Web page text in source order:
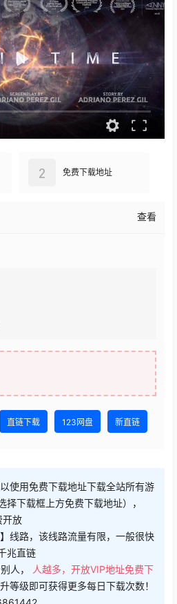
免费下载地址
2
查看
直链下载 123网盘 新直链
使用免费下载地址下载全站所有游
下载框上方免费下载地址），
开放
线路，该线路流量有限，一般很快
兆直链
人，
人越多，开放VIP地址免费下
等级即可获得更多每日下载次数！